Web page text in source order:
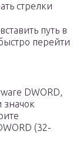
стрелки
путь в
перейти
DWORD,
(32-